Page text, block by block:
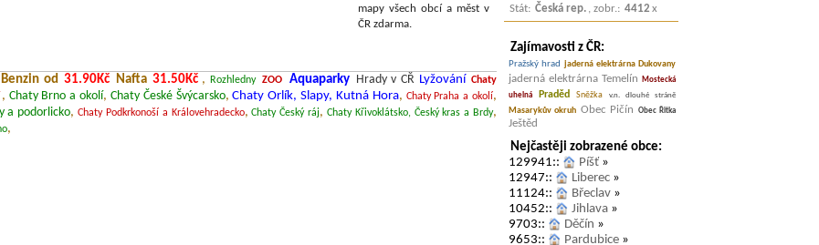
mapy všech obcí a měst v
ČR zdarma.
od 31.90Kč Nafta 31.50Kč ,Rozhledny ZOO Aquaparky Hrady v CŘ Lyžování Chaty
, Chaty Brno a okolí, Chaty České Švýcarsko,Chaty Orlík, Slapy, Kutná Hora, Chaty Praha a okolí,
a podorlicko,Chaty Podkrkonoší a Královehradecko,Chaty Český ráj, Chaty Křivoklátsko, Český kras a Brdy,
,
Stát: Česká rep. , zobr.: 4412 x
Zajímavosti z ČR:
Pražský hrad jaderná elektrárna Dukovany
jaderná elektrárna Temelín
Mostecká
uhelná
Praděd Sněžka v.n. dlouhé stráně
Masarykův okruh Obec Pičín Obec Řitka
Ještěd
Nejčastěji zobrazené obce:
129941::
Píšť »
12947::
Liberec »
11124::
Břeclav »
10452::
Jihlava »
9703::
Děčín »
9653::
Pardubice »